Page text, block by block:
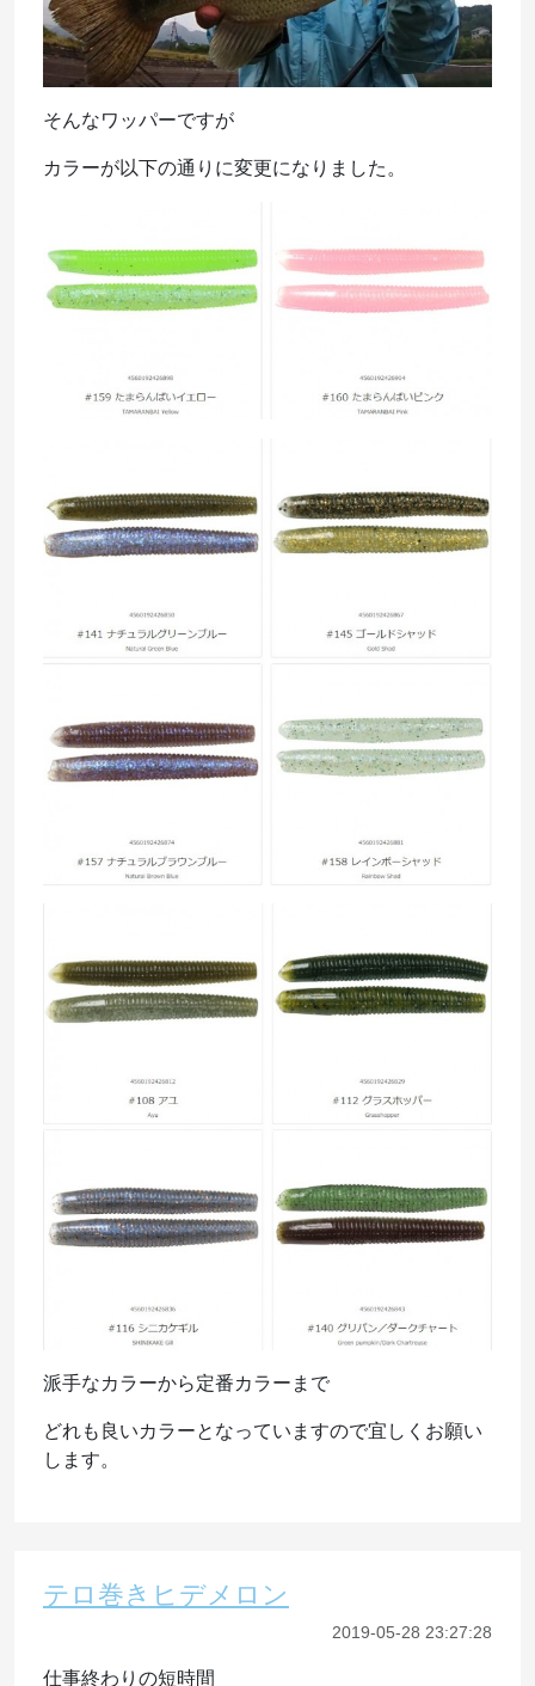
そんなワッパーですが
カラーが以下の通りに変更になりました。
派手なカラーから定番カラーまで
どれも良いカラーとなっていますので宜しくお願い
します。
テロ巻きヒデメロン
2019-05-28 23:27:28
仕事終わりの短時間